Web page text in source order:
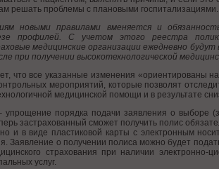
решать проблемы с плановыми госпитализациями.
новыми правилами вменяется и
профилей. С учетом этого реестра
медицинские организации ежедневно
при получении высокотехнологической
что все указанные изменения «ориентированы
мероприятий, которые позволят
медицинской помощи и в результате
порядка подачи заявления о выборе
застрахованный сможет получить полис
и в виде пластиковой карты с электронным
Заявление о получении полиса можно будет
страхования при наличии
услуг.